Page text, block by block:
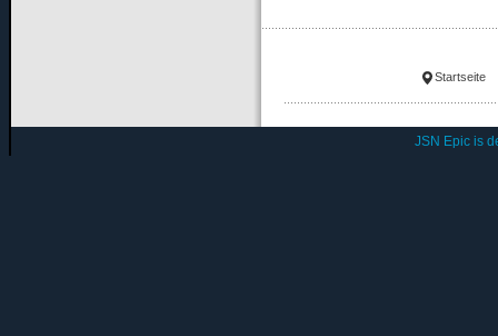
Startseite
JSN Epic is